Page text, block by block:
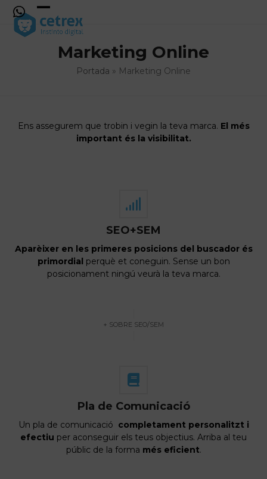
Skip
content
Open
mobile
menu
Close
mobile
menu
Marketing Online
Portada » Marketing Online
Ens assegurem que trobin i vegin la teva marca. El més
important és la visibilitat.
SEO+SEM
Aparèixer en les primeres posicions del buscador és
primordial perquè et coneguin. Sense un bon
posicionament ningú veurà la teva marca.
+ SOBRE SEO/SEM
Pla de Comunicació
Un pla de comunicació completament personalitzt i
efectiu per aconseguir els teus objectius. Arriba al teu
públic de la forma més eficient.